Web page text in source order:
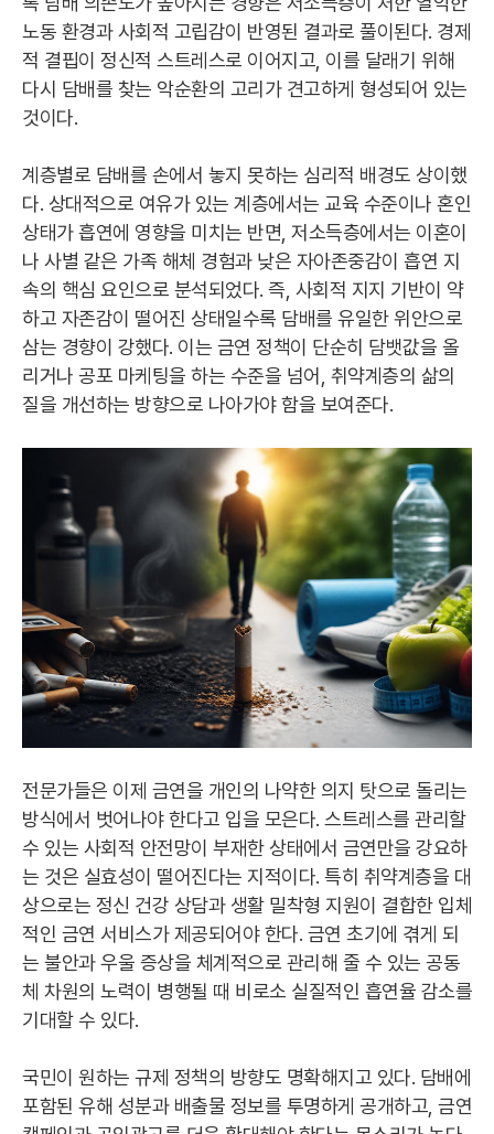
노동 환경과 사회적 고립감이 반영된 결과로 풀이된다. 경제
적 결핍이 정신적 스트레스로 이어지고, 이를 달래기 위해
다시 담배를 찾는 악순환의 고리가 견고하게 형성되어 있는
것이다.
계층별로 담배를 손에서 놓지 못하는 심리적 배경도 상이했
다. 상대적으로 여유가 있는 계층에서는 교육 수준이나 혼인
상태가 흡연에 영향을 미치는 반면, 저소득층에서는 이혼이
나 사별 같은 가족 해체 경험과 낮은 자아존중감이 흡연 지
속의 핵심 요인으로 분석되었다. 즉, 사회적 지지 기반이 약
하고 자존감이 떨어진 상태일수록 담배를 유일한 위안으로
삼는 경향이 강했다. 이는 금연 정책이 단순히 담뱃값을 올
리거나 공포 마케팅을 하는 수준을 넘어, 취약계층의 삶의
질을 개선하는 방향으로 나아가야 함을 보여준다.
전문가들은 이제 금연을 개인의 나약한 의지 탓으로 돌리는
방식에서 벗어나야 한다고 입을 모은다. 스트레스를 관리할
수 있는 사회적 안전망이 부재한 상태에서 금연만을 강요하
는 것은 실효성이 떨어진다는 지적이다. 특히 취약계층을 대
상으로는 정신 건강 상담과 생활 밀착형 지원이 결합한 입체
적인 금연 서비스가 제공되어야 한다. 금연 초기에 겪게 되
는 불안과 우울 증상을 체계적으로 관리해 줄 수 있는 공동
체 차원의 노력이 병행될 때 비로소 실질적인 흡연율 감소를
기대할 수 있다.
국민이 원하는 규제 정책의 방향도 명확해지고 있다. 담배에
포함된 유해 성분과 배출물 정보를 투명하게 공개하고, 금연